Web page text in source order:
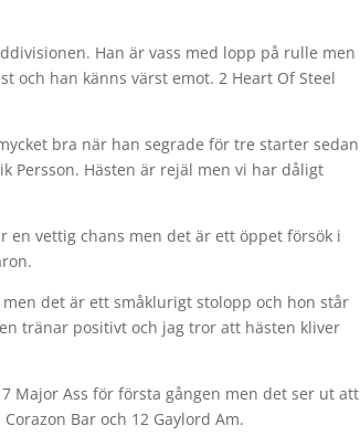
Han är vass med lopp på rulle men
och han känns värst emot. 2 Heart Of Steel
bra när han segrade för tre starter sedan
Persson. Hästen är rejäl men vi har dåligt
en vettig chans men det är ett öppet försök i
det är ett småklurigt stolopp och hon står
tränar positivt och jag tror att hästen kliver
Major Ass för första gången men det ser ut att
Bar och 12 Gaylord Am.